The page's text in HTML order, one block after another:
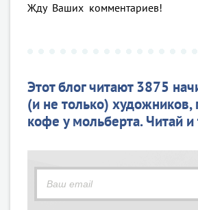
Жду Ваших комментариев!
Этот блог читают 3875
(и не только) художников,
кофе у мольберта. Читай